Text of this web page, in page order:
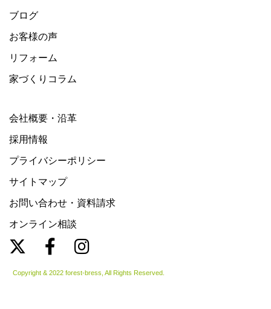
ブログ
お客様の声
リフォーム
家づくりコラム
会社概要・沿革
採用情報
プライバシーポリシー
サイトマップ
お問い合わせ・資料請求
オンライン相談
Copyright & 2022 forest-bress, All Rights Reserved.